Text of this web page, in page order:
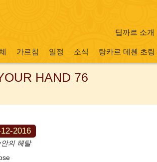
딥까르 소개
가르침 일정 소식 탕카르 데첸 초링
HAND 76
2016
안의 해탈